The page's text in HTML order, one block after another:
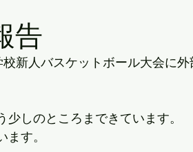
告
新人バスケットボール大会に外
しのところまできています。
す。